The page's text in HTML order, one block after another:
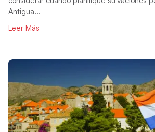
Antigua...
Leer Más